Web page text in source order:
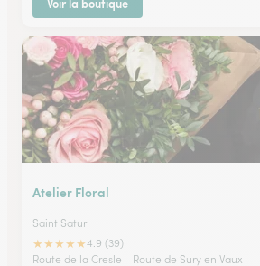
Voir la boutique
Atelier Floral
Saint Satur
★★★★★4.9 (39)
Route de la Cresle - Route de Sury en Vaux